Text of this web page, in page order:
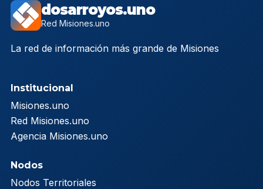
dosarroyos.uno
Red Misiones.uno
La red de información más grande de Misiones
Institucional
Misiones.uno
Red Misiones.uno
Agencia Misiones.uno
Nodos
Nodos Territoriales